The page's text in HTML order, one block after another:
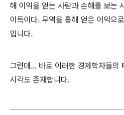
해 이익을 얻는 사람과 손해를 보는
이득이다. 무역을 통해 얻은 이익으
입니다.
그런데... 바로 이러한 경제학자들의
시각도 존재합니다.